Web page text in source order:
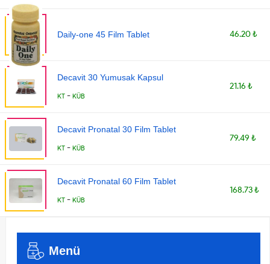
Daily-one 45 Film Tablet 46.20 ₺
Decavit 30 Yumusak Kapsul
KT - KÜB
21.16 ₺
Decavit Pronatal 30 Film Tablet
KT - KÜB
79.49 ₺
Decavit Pronatal 60 Film Tablet
KT - KÜB
168.73 ₺
Menü